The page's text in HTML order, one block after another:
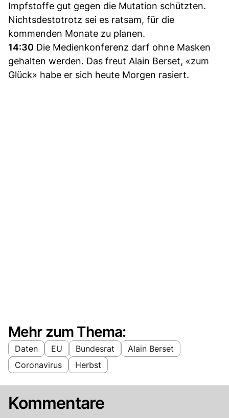
Impfstoffe gut gegen die Mutation schützten.
Nichtsdestotrotz sei es ratsam, für die
kommenden Monate zu planen.
14:30 Die Medienkonferenz darf ohne Masken
gehalten werden. Das freut Alain Berset, «zum
Glück» habe er sich heute Morgen rasiert.
Mehr zum Thema:
Daten EU Bundesrat
Alain Berset
Coronavirus
Herbst
Kommentare